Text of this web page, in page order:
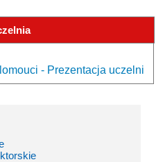
- Prezentacja uczelni